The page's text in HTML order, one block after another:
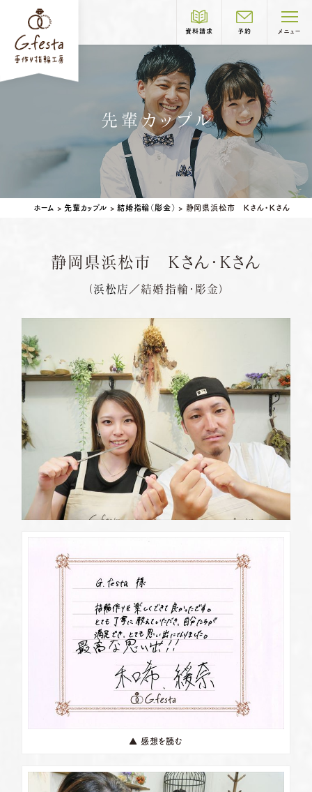
資料請求 予約 メニュー
G.festaについて
制作コース紹介
COURSE
結婚指輪 婚約指輪
ベビーリング 結婚記念日リング
デザイン事例
よくある質問
お店を探す
資料請求
ブログ・新着情報
先輩カップル
ホーム > 先輩カップル >結婚指輪（彫金） > 静岡県浜松市 Ｋさん・Ｋさん
静岡県浜松市 Ｋさん・Ｋさん
（浜松店／結婚指輪・彫金）
▲ 感想を読む
岐阜本店 TEL.058-265-2756
※祝日の場合は営業
名古屋店 TEL.052-261-6676
第2・第4火曜日・毎週水曜日
※祝日の場合は営業
岡崎店 TEL.0564-74-8033
営業時間 10:00〜18:30
定休日
火曜日・水曜日
※祝日の場合は営業
三重店 TEL.059-392-6577
営業時間 10:00〜18:30
定休日
火曜日・水曜日
※祝日の場合は営業
浜松店 TEL.053-455-2177
10:00〜18:30
定休日
火曜日・水曜日